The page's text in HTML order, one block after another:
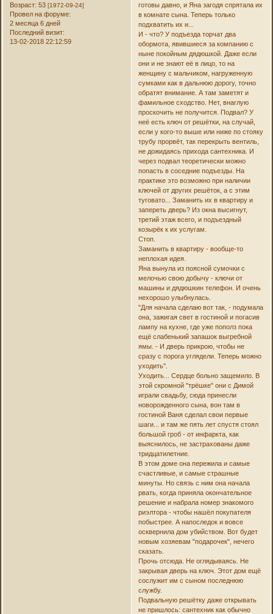
Возраст: 53[1972-09-24]
Провел на форуме:
2 месяца 6 дней
Последний визит:
13-02-2018 22:12:59
готовы давно, и Яна загодя спрятала их
в комнате сына. Теперь только
подхватить их и...
И - что? У подъезда торчат два
обормота, явившиеся за компанию с
ныне покойным дядюшкой. Даже если
они и не знают её в лицо, то на
женщину с мальчиком, нагруженную
сумками как в дальнюю дорогу, точно
обратят внимание. А там заметят и
фамильное сходство. Нет, внаглую
проскочить не получится. Подвал? У
неё есть ключ от решётки, на случай,
если у кого-то выше или ниже по стояку
трубу прорвёт, так перекрыть вентиль,
не дожидаясь прихода сантехника. И
через подвал теоретически можно
попасть в соседние подъезды. На
практике это возможно при наличии
ключей от других решёток, а с этим
туговато... Заманить их в квартиру и
запереть дверь? Из окна высигнут,
третий этаж всего, и подъездный
козырёк к их услугам.
Стоп.
Заманить в квартиру - вообще-то
неплохая идея.
Яна вынула из поясной сумочки с
мелочью свою добычу - ключи от
машины и дядюшкин телефон. И очень
нехорошо улыбнулась.
"Для начала сделаю вот так, - подумала
она, зажигая свет в гостиной и погасив
лампу на кухне, где уже пополз пока
ещё слабенький запашок выгребной
ямы. - И дверь прикрою, чтобы не
сразу с порога углядели. Теперь можно
уходить".
Уходить... Сердце больно защемило. В
этой скромной "трёшке" они с Димой
играли свадьбу, сюда принесли
новорожденного сына, вон там в
гостиной Ваня сделал свои первые
шаги... и там же пять лет спустя стоял
большой гроб - от инфаркта, как
выяснилось, не застрахованы даже
тридцатилетние.
В этом доме она пережила и самые
счастливые, и самые страшные
минуты. Но связь с ним она начала
рвать, когда приняла окончательное
решение и набрала номер знакомого
риэлтора - чтобы нашёл покупателя
побыстрее. А напоследок и вовсе
осквернила дом убийством. Вот будет
новым хозяевам "подарочек", нечего
сказать.
Прочь отсюда. Не оглядываясь. Не
закрывая дверь на ключ. Этот дом ещё
сослужит им с сыном последнюю
службу.
Подвальную решётку даже открывать
не пришлось: сантехник как обычно